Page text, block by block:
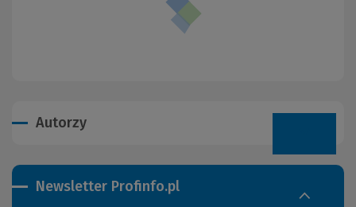
Autorzy
Newsletter Profinfo.pl